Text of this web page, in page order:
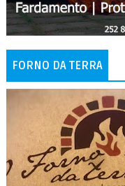
FORNO DA TERRA